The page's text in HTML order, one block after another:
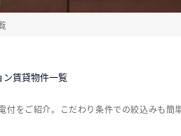
賃貸物件一覧
をご紹介。こだわり条件での絞込みも簡